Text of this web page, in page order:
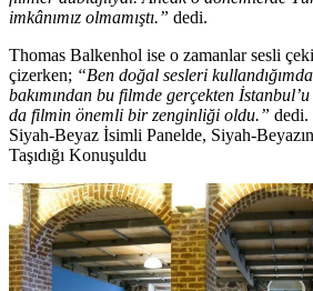
imkânımız olmamıştı.” dedi.
Thomas Balkenhol ise o zamanlar sesli
çizerken; “Ben doğal sesleri
bakımından bu filmde gerçekten
da filmin önemli bir zenginliği oldu.” dedi.
Siyah-Beyaz İsimli Panelde, Siyah-
Taşıdığı Konuşuldu